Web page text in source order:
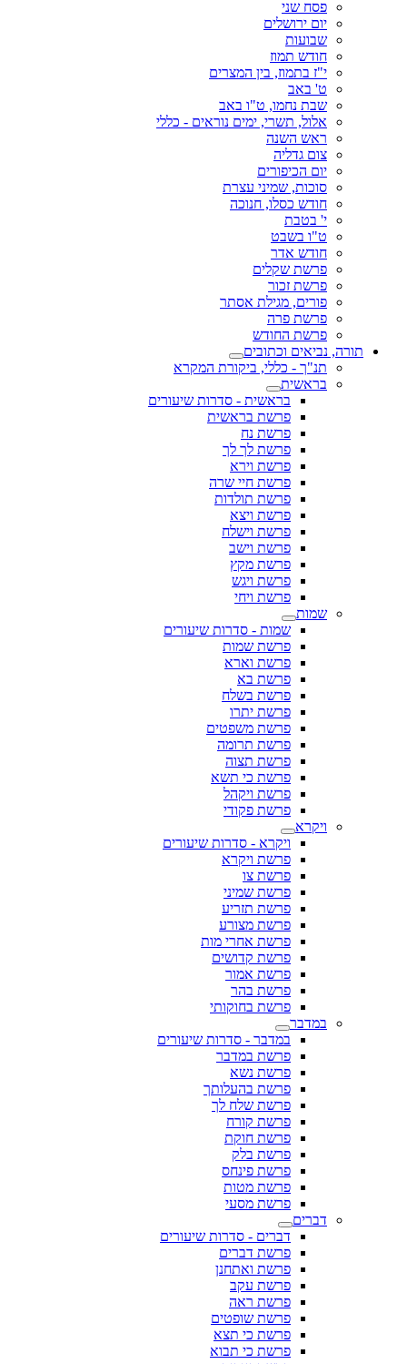
פסח שני
יום ירושלים
שבועות
חודש תמוז
י"ז בתמוז, בין המצרים
ט' באב
שבת נחמו, ט"ו באב
אלול, תשרי, ימים נוראים - כללי
ראש השנה
צום גדליה
יום הכיפורים
סוכות, שמיני עצרת
חודש כסלו, חנוכה
י' בטבת
ט"ו בשבט
חודש אדר
פרשת שקלים
פרשת זכור
פורים, מגילת אסתר
פרשת פרה
פרשת החודש
תורה, נביאים וכתובים
תנ"ך - כללי, ביקורת המקרא
בראשית
בראשית - סדרות שיעורים
פרשת בראשית
פרשת נח
פרשת לך לך
פרשת וירא
פרשת חיי שרה
פרשת תולדות
פרשת ויצא
פרשת וישלח
פרשת וישב
פרשת מקץ
פרשת ויגש
פרשת ויחי
שמות
שמות - סדרות שיעורים
פרשת שמות
פרשת וארא
פרשת בא
פרשת בשלח
פרשת יתרו
פרשת משפטים
פרשת תרומה
פרשת תצוה
פרשת כי תשא
פרשת ויקהל
פרשת פקודי
ויקרא
ויקרא - סדרות שיעורים
פרשת ויקרא
פרשת צו
פרשת שמיני
פרשת תזריע
פרשת מצורע
פרשת אחרי מות
פרשת קדושים
פרשת אמור
פרשת בהר
פרשת בחוקותי
במדבר
במדבר - סדרות שיעורים
פרשת במדבר
פרשת נשא
פרשת בהעלותך
פרשת שלח לך
פרשת קורח
פרשת חוקת
פרשת בלק
פרשת פינחס
פרשת מטות
פרשת מסעי
דברים
דברים - סדרות שיעורים
פרשת דברים
פרשת ואתחנן
פרשת עקב
פרשת ראה
פרשת שופטים
פרשת כי תצא
פרשת כי תבוא